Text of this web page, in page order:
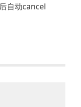
自动cancel